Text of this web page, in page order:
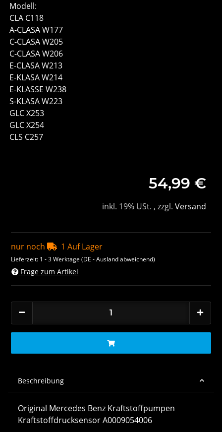
Modell:
CLA C118
A-CLASA W177
C-CLASA W205
C-CLASA W206
E-CLASA W213
E-KLASA W214
E-KLASSE W238
S-KLASA W223
GLC X253
GLC X254
CLS C257
54,99 €
inkl. 19% USt. , zzgl. Versand
nur noch 1 Auf Lager
Lieferzeit: 1 - 3 Werktage(DE - Ausland abweichend)
Frage zum Artikel
Beschreibung
Original Mercedes Benz Kraftstoffpumpen
Kraftstoffdrucksensor A0009054006